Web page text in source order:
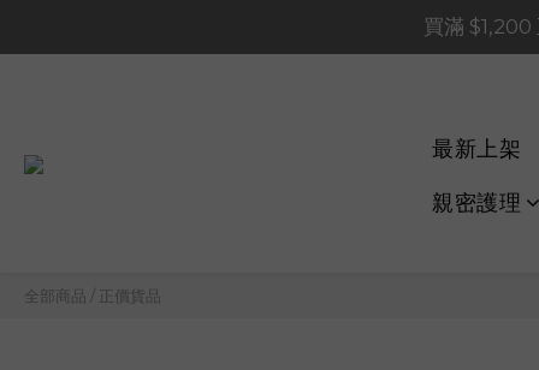
買滿
買滿
買滿
最新上架
親密護理
全部商品 / 正價貨品